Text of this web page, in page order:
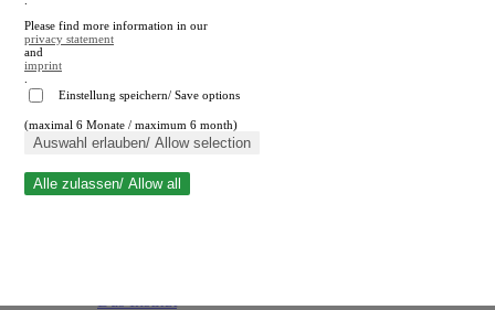
Suche schließen
Please find more information in our
privacy statement
and
imprint
Einstellung speichern/ Save options
(maximal 6 Monate / maximum 6 month)
Auswahl erlauben/ Allow selection
Alle zulassen/ Allow all